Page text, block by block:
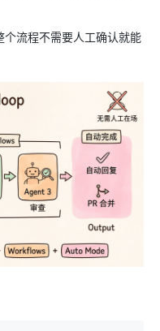
流程不需要人工确认就能